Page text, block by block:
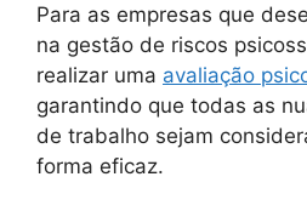
Para as empresas que
na gestão de riscos
realizar uma avaliação
garantindo que todas as
de trabalho sejam
forma eficaz.